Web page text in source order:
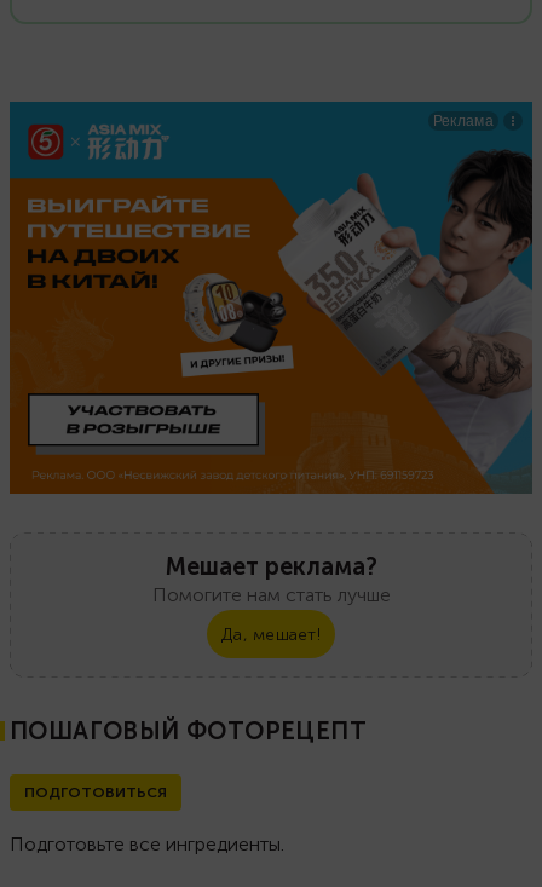
Мешает реклама?
Помогите нам стать лучше
Да, мешает!
ПОШАГОВЫЙ ФОТОРЕЦЕПТ
ПОДГОТОВИТЬСЯ
Подготовьте все ингредиенты.